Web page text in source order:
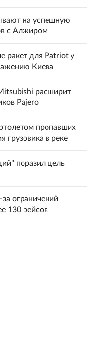
на успешную
с Алжиром
ракет для Patriot у
Киева
расширит
Pajero
пропавших
грузовика в реке
поразил цель
ограничений
130 рейсов